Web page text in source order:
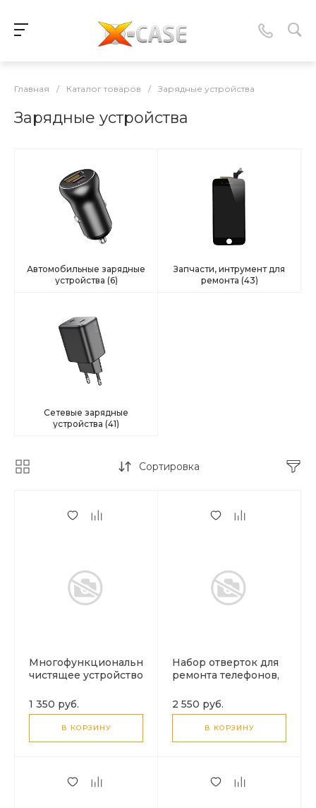
Главная / Каталог товаров / Зарядные устройства
Зарядные устройства
Автомобильные зарядные
устройства (6)
Запчасти, интрумент для
ремонта (43)
Сетевые зарядные
устройства (41)
Сортировка
Многофункциональная
чистящее устройство
динамиков и
микрофонов (набор),
UT2, HOCO, белый
1 350 руб.
В КОРЗИНУ
Набор отверток для
ремонта телефонов,
2 550 руб.
В КОРЗИНУ